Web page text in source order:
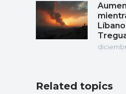
Related topics